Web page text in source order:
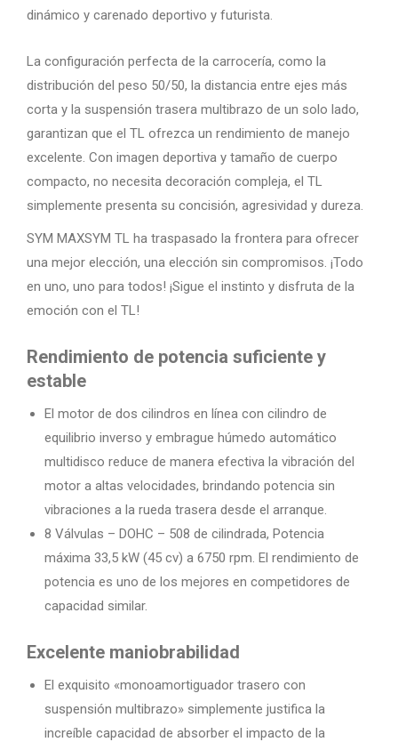
dinámico y carenado deportivo y futurista.
La configuración perfecta de la carrocería, como la
distribución del peso 50/50, la distancia entre ejes más
corta y la suspensión trasera multibrazo de un solo lado,
garantizan que el TL ofrezca un rendimiento de manejo
excelente. Con imagen deportiva y tamaño de cuerpo
compacto, no necesita decoración compleja, el TL
simplemente presenta su concisión, agresividad y dureza.
SYM MAXSYM TL ha traspasado la frontera para ofrecer
una mejor elección, una elección sin compromisos. ¡Todo
en uno, uno para todos! ¡Sigue el instinto y disfruta de la
emoción con el TL!
Rendimiento de potencia suficiente y
estable
El motor de dos cilindros en línea con cilindro de
equilibrio inverso y embrague húmedo automático
multidisco reduce de manera efectiva la vibración del
motor a altas velocidades, brindando potencia sin
vibraciones a la rueda trasera desde el arranque.
8 Válvulas – DOHC – 508 de cilindrada, Potencia
máxima 33,5 kW (45 cv) a 6750 rpm. El rendimiento de
potencia es uno de los mejores en competidores de
capacidad similar.
Excelente maniobrabilidad
El exquisito «monoamortiguador trasero con
suspensión multibrazo» simplemente justifica la
increíble capacidad de absorber el impacto de la